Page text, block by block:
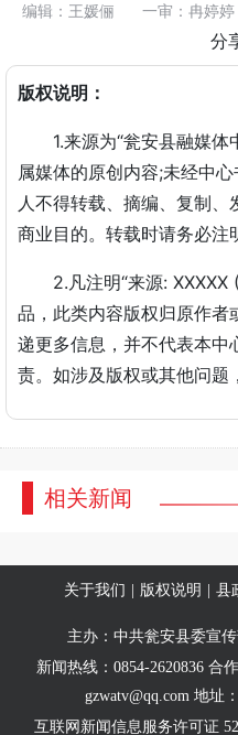
编辑：王媛俪 一审：冉婷婷
分
版权说明：
1.来源为“瓮安县融媒
属媒体的原创内容;未经中
人不得转载、摘编、复制
商业目的。转载时请务必注
2.凡注明“来源:
品，此类内容版权归原作者
递更多信息，并不代表本中
责。如涉及版权或其他问题
相关新闻
关于我们 | 版权说明 | 县
主办：中共瓮安县委宣
新闻热线：0854-2620836 合
gzwatv@qq.com 地址
互联网新闻信息服务许可证